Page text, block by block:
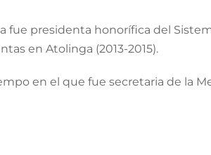
fue presidenta honorífica del
en Atolinga (2013-2015).
en el que fue secretaria de la